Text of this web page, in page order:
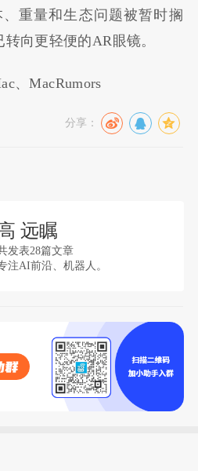
、重量和生态问题被暂时搁
向更轻便的AR眼镜。
、MacRumors
分享：
远瞩
发表28篇文章
注AI前沿、机器人。